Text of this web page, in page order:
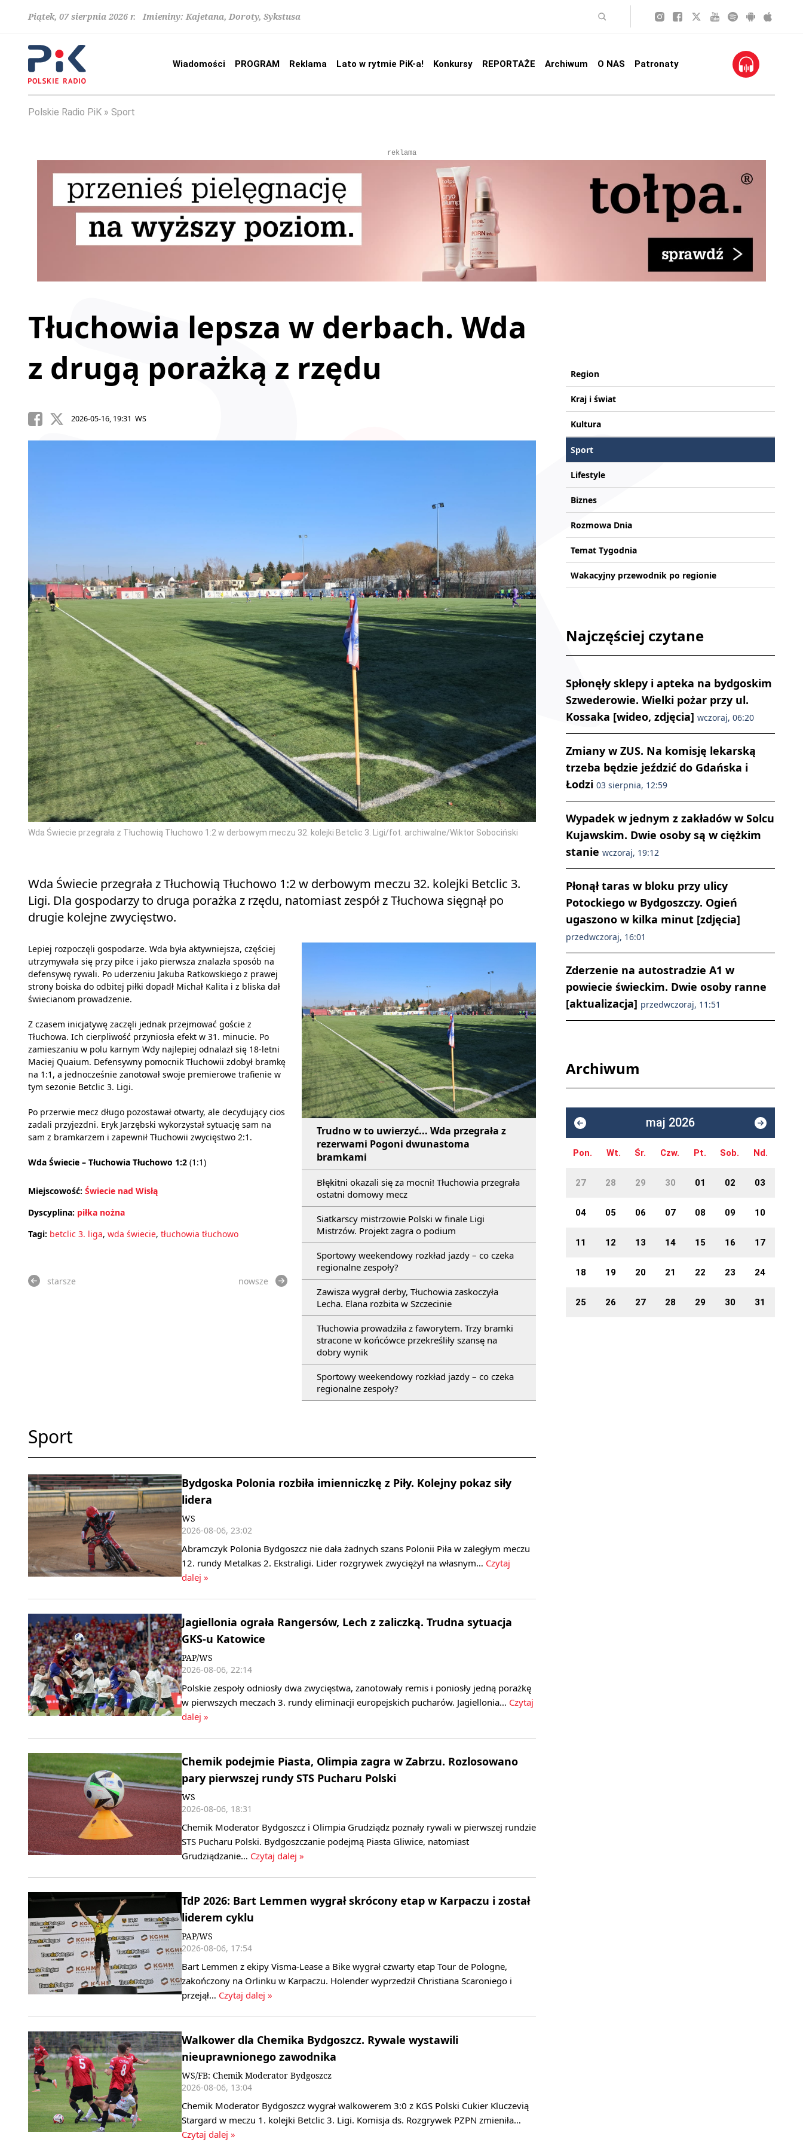
Piątek, 07 sierpnia 2026 r. Imieniny: Kajetana, Doroty, Sykstusa
Wiadomości PROGRAM Reklama Lato w rytmie PiK-a! Konkursy REPORTAŻE Archiwum O NAS Patronaty
Polskie Radio PiK Sport
reklama
Tłuchowia lepsza w derbach. Wda
z drugą porażką z rzędu
2026-05-16, 19:31 WS
Wda Świecie przegrała z Tłuchowią Tłuchowo 1:2 w derbowym meczu 32. kolejki Betclic 3. Ligi/fot. archiwalne/Wiktor Sobociński
Wda Świecie przegrała z Tłuchowią Tłuchowo 1:2 w derbowym meczu 32. kolejki Betclic 3.
Ligi. Dla gospodarzy to druga porażka z rzędu, natomiast zespół z Tłuchowa sięgnął po
drugie kolejne zwycięstwo.
Trudno w to uwierzyć... Wda przegrała z
rezerwami Pogoni dwunastoma
bramkami
Błękitni okazali się za mocni! Tłuchowia przegrała
ostatni domowy mecz
Siatkarscy mistrzowie Polski w finale Ligi
Mistrzów. Projekt zagra o podium
Sportowy weekendowy rozkład jazdy – co czeka
regionalne zespoły?
Zawisza wygrał derby, Tłuchowia zaskoczyła
Lecha. Elana rozbita w Szczecinie
Tłuchowia prowadziła z faworytem. Trzy bramki
stracone w końcówce przekreśliły szansę na
dobry wynik
Sportowy weekendowy rozkład jazdy – co czeka
regionalne zespoły?
Lepiej rozpoczęli gospodarze. Wda była aktywniejsza, częściej
utrzymywała się przy piłce i jako pierwsza znalazła sposób na
defensywę rywali. Po uderzeniu Jakuba Ratkowskiego z prawej
strony boiska do odbitej piłki dopadł Michał Kalita i z bliska dał
świecianom prowadzenie.
Z czasem inicjatywę zaczęli jednak przejmować goście z
Tłuchowa. Ich cierpliwość przyniosła efekt w 31. minucie. Po
zamieszaniu w polu karnym Wdy najlepiej odnalazł się 18-letni
Maciej Quaium. Defensywny pomocnik Tłuchowii zdobył bramkę
na 1:1, a jednocześnie zanotował swoje premierowe trafienie w
tym sezonie Betclic 3. Ligi.
Po przerwie mecz długo pozostawał otwarty, ale decydujący cios
zadali przyjezdni. Eryk Jarzębski wykorzystał sytuację sam na
sam z bramkarzem i zapewnił Tłuchowii zwycięstwo 2:1.
Wda Świecie – Tłuchowia Tłuchowo 1:2 (1:1)
Miejscowość: Świecie nad Wisłą
Dyscyplina: piłka nożna
Tagi: betclic 3. liga, wda świecie, tłuchowia tłuchowo
starsze nowsze
Sport
Bydgoska Polonia rozbiła imienniczkę z Piły. Kolejny pokaz siły
lidera
WS
2026-08-06, 23:02
Abramczyk Polonia Bydgoszcz nie dała żadnych szans Polonii Piła w zaległym meczu
12. rundy Metalkas 2. Ekstraligi. Lider rozgrywek zwyciężył na własnym… Czytaj
dalej »
Jagiellonia ograła Rangersów, Lech z zaliczką. Trudna sytuacja
GKS-u Katowice
PAP/WS
2026-08-06, 22:14
Polskie zespoły odniosły dwa zwycięstwa, zanotowały remis i poniosły jedną porażkę
w pierwszych meczach 3. rundy eliminacji europejskich pucharów. Jagiellonia… Czytaj
dalej »
Chemik podejmie Piasta, Olimpia zagra w Zabrzu. Rozlosowano
pary pierwszej rundy STS Pucharu Polski
WS
2026-08-06, 18:31
Chemik Moderator Bydgoszcz i Olimpia Grudziądz poznały rywali w pierwszej rundzie
STS Pucharu Polski. Bydgoszczanie podejmą Piasta Gliwice, natomiast
Grudziądzanie… Czytaj dalej »
TdP 2026: Bart Lemmen wygrał skrócony etap w Karpaczu i został
liderem cyklu
PAP/WS
2026-08-06, 17:54
Bart Lemmen z ekipy Visma-Lease a Bike wygrał czwarty etap Tour de Pologne,
zakończony na Orlinku w Karpaczu. Holender wyprzedził Christiana Scaroniego i
przejął… Czytaj dalej »
Walkower dla Chemika Bydgoszcz. Rywale wystawili
nieuprawnionego zawodnika
WS/FB: Chemik Moderator Bydgoszcz
2026-08-06, 13:04
Chemik Moderator Bydgoszcz wygrał walkowerem 3:0 z KGS Polski Cukier Kluczevią
Stargard w meczu 1. kolejki Betclic 3. Ligi. Komisja ds. Rozgrywek PZPN zmieniła…
Czytaj dalej »
Region
Kraj i świat
Kultura
Sport
Lifestyle
Biznes
Rozmowa Dnia
Temat Tygodnia
Wakacyjny przewodnik po regionie
Najczęściej czytane
Spłonęły sklepy i apteka na bydgoskim
Szwederowie. Wielki pożar przy ul.
Kossaka [wideo, zdjęcia] wczoraj, 06:20
Zmiany w ZUS. Na komisję lekarską
trzeba będzie jeździć do Gdańska i
Łodzi 03 sierpnia, 12:59
Wypadek w jednym z zakładów w Solcu
Kujawskim. Dwie osoby są w ciężkim
stanie wczoraj, 19:12
Płonął taras w bloku przy ulicy
Potockiego w Bydgoszczy. Ogień
ugaszono w kilka minut [zdjęcia]
przedwczoraj, 16:01
Zderzenie na autostradzie A1 w
powiecie świeckim. Dwie osoby ranne
[aktualizacja] przedwczoraj, 11:51
Archiwum
maj 2026
Pon. Wt. Śr. Czw. Pt. Sob. Nd.
27 28 29 30 01 02 03
04 05 06 07 08 09 10
11 12 13 14 15 16 17
18 19 20 21 22 23 24
25 26 27 28 29 30 31